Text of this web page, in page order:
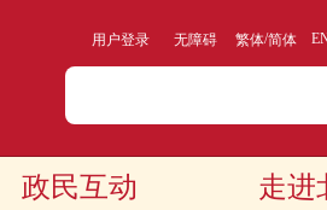
用户登录 无障碍 繁体/简体
政民互动 走进